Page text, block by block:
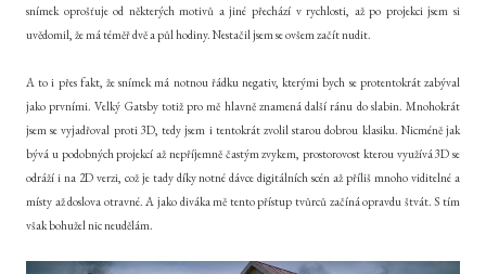
snímek oprošťuje od některých motivů a jiné přechází v rychlosti, až po projekci jsem si
uvědomil, že má téměř dvě a půl hodiny. Nestačil jsem se ovšem začít nudit.
A to i přes fakt, že snímek má notnou řádku negativ, kterými bych se protentokrát zabýval
jako prvními. Velký Gatsby totiž pro mě hlavně znamená další ránu do slabin. Mnohokrát
jsem se vyjadřoval proti 3D, tedy jsem i tentokrát zvolil starou dobrou klasiku. Nicméně jak
bývá u podobných projekcí až nepříjemně častým zvykem, prostorovost kterou využívá 3D se
odráží i na 2D verzi, což je tady díky notné dávce digitálních scén až příliš mnoho viditelné a
místy až doslova otravné. A jako diváka mě tento přístup tvůrců začíná opravdu štvát. S tím
však bohužel nic neudělám.